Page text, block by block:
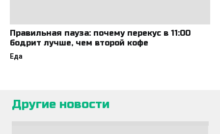
Правильная пауза: почему перекус в 11:00
бодрит лучше, чем второй кофе
Еда
Другие новости